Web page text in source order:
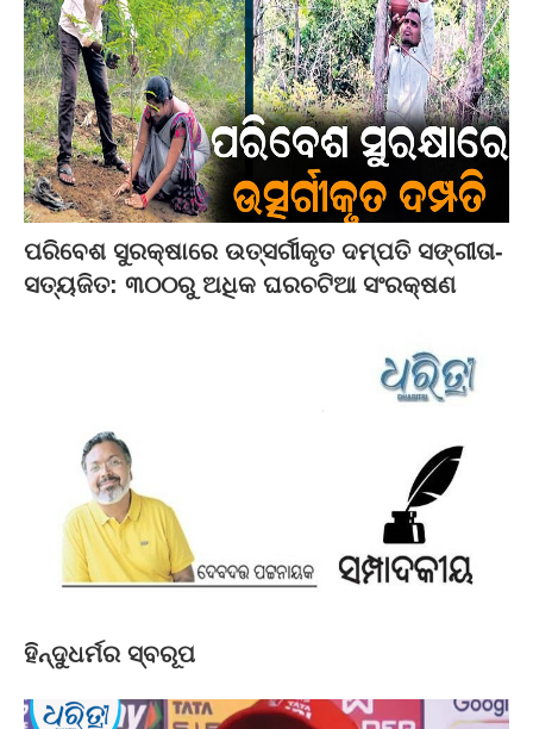
ପରିବେଶ ସୁରକ୍ଷାରେ ଉତ୍ସର୍ଗୀକୃତ ଦମ୍ପତି ସଙ୍ଗୀତା-
ସତ୍ୟଜିତ: ୩୦୦ରୁ ଅଧିକ ଘରଚଟିଆ ସଂରକ୍ଷଣ
ହିନ୍ଦୁଧର୍ମର ସ୍ବରୂପ